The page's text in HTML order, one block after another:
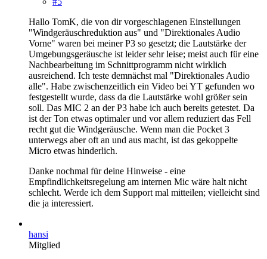
Hallo TomK, die von dir vorgeschlagenen Einstellungen
"Windgeräuschreduktion aus" und "Direktionales Audio
Vorne" waren bei meiner P3 so gesetzt; die Lautstärke der
Umgebungsgeräusche ist leider sehr leise; meist auch für eine
Nachbearbeitung im Schnittprogramm nicht wirklich
ausreichend. Ich teste demnächst mal "Direktionales Audio
alle". Habe zwischenzeitlich ein Video bei YT gefunden wo
festgestellt wurde, dass da die Lautstärke wohl größer sein
soll. Das MIC 2 an der P3 habe ich auch bereits getestet. Da
ist der Ton etwas optimaler und vor allem reduziert das Fell
recht gut die Windgeräusche. Wenn man die Pocket 3
unterwegs aber oft an und aus macht, ist das gekoppelte
Micro etwas hinderlich.
Danke nochmal für deine Hinweise - eine
Empfindlichkeitsregelung am internen Mic wäre halt nicht
schlecht. Werde ich dem Support mal mitteilen; vielleicht sind
die ja interessiert.
hansi
Mitglied